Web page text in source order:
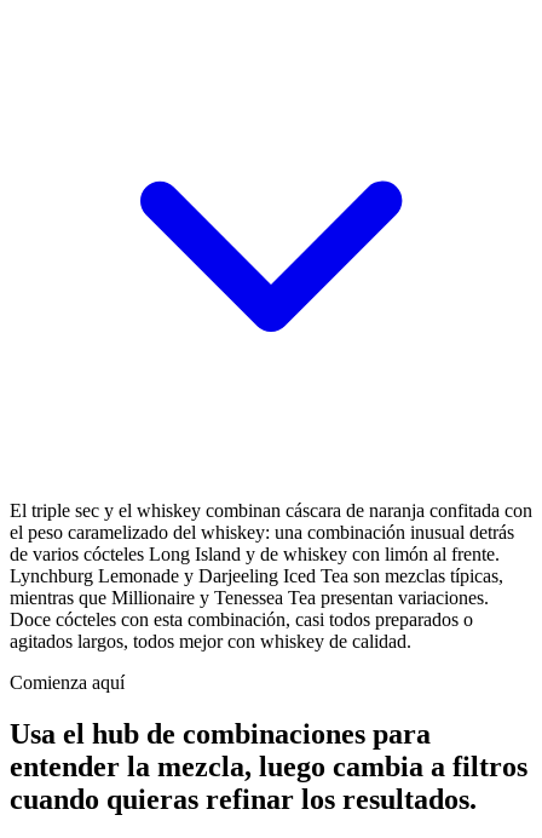
El triple sec y el whiskey combinan cáscara de naranja confitada con
el peso caramelizado del whiskey: una combinación inusual detrás
de varios cócteles Long Island y de whiskey con limón al frente.
Lynchburg Lemonade y Darjeeling Iced Tea son mezclas típicas,
mientras que Millionaire y Tenessea Tea presentan variaciones.
Doce cócteles con esta combinación, casi todos preparados o
agitados largos, todos mejor con whiskey de calidad.
Comienza aquí
Usa el hub de combinaciones para
entender la mezcla, luego cambia a filtros
cuando quieras refinar los resultados.